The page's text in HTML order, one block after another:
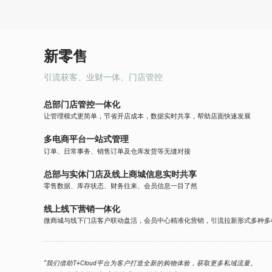
新零售
引流获客、业财一体、门店管控
总部门店管控一体化
让管理模式更简单，节省开店成本，数据实时共享，帮助店面快速发展
多电商平台一站式管理
订单、日常事务、销售订单及仓库发货等无缝对接
总部与实体门店及线上商城信息实时共享
零售数据、库存状态、财务往来、会员信息一目了然
线上线下营销一体化
微商城与线下门店客户联动盘活，会员中心精准化营销，引流拉新形式多种多
“我们借助T+Cloud平台为客户打造全新的购物体验，获取更多私域流量。